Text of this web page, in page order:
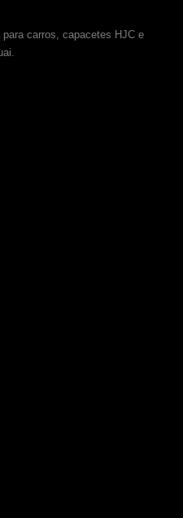
carros, capacetes HJC e